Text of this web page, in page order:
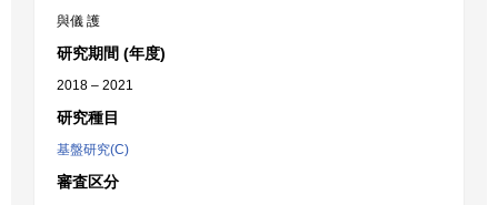
與儀 護
研究期間 (年度)
2018 – 2021
研究種目
基盤研究(C)
審査区分